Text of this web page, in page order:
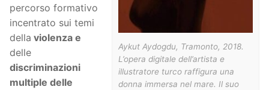
Aykut Aydogdu, Tramonto, 2018.
L’opera digitale dell’artista e
illustratore turco raffigura una
donna immersa nel mare. Il suo
percorso formativo
incentrato sui temi
della violenza e
delle
discriminazioni
multiple delle